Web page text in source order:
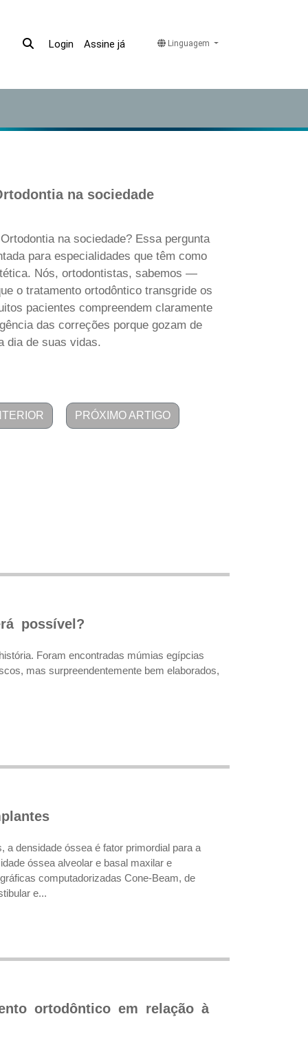
Login Assine já Linguagem
na sociedade
na sociedade? Essa pergunta
para especialidades que têm como
Nós, ortodontistas, sabemos —
o tratamento ortodôntico transgride os
pacientes compreendem claramente
das correções porque gozam de
dia de suas vidas.
PRÓXIMO ARTIGO
possível?
Foram encontradas múmias egípcias
mas surpreendentemente bem elaborados,
a densidade óssea é fator primordial para a
óssea alveolar e basal maxilar e
computadorizadas Cone-Beam, de
e...
ortodôntico em relação à